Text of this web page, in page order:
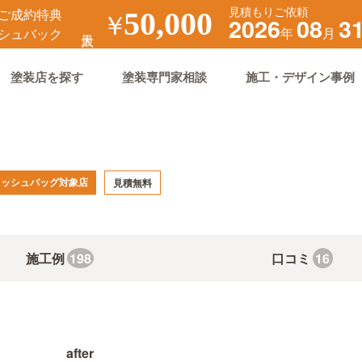
成約特典
ュバック
￥50,000 見積もりご依頼
2026年08月
塗装店を探す 塗装専門家相談 施工・デザイン事例
シュバッグ対象店 見積無料
施工例 198 口コミ 16
after